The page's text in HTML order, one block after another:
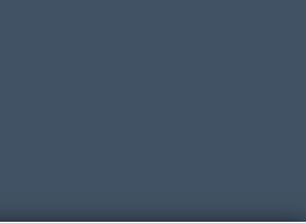
approfitta della vicinanza
più facile spostarsi